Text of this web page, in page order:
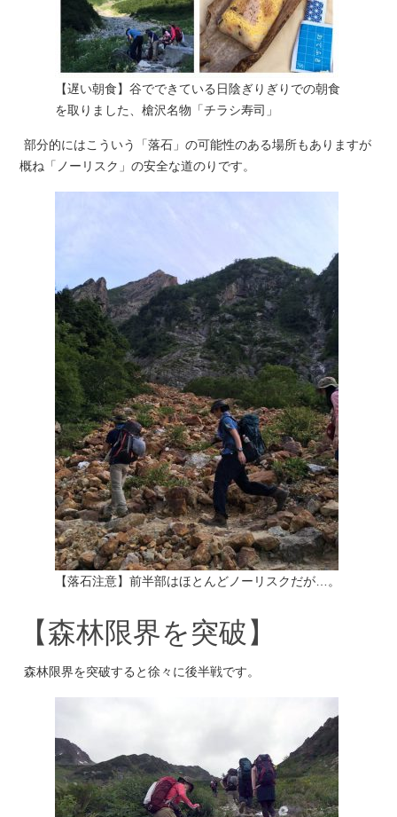
【遅い朝食】谷でできている日陰ぎりぎりでの朝食
を取りました、槍沢名物「チラシ寿司」
部分的にはこういう「落石」の可能性のある場所もありますが
概ね「ノーリスク」の安全な道のりです。
【落石注意】前半部はほとんどノーリスクだが…。
【森林限界を突破】
森林限界を突破すると徐々に後半戦です。